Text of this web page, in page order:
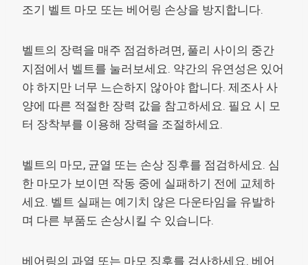
조기 벨트 마모 또는 베어링 손상을 방지합니다.
벨트의 장력을 매주 점검하려면, 풀리 사이의 중간
지점에서 벨트를 눌러보세요. 약간의 유연성은 있어
야 하지만 너무 느슨하지 않아야 합니다. 제조사 사
양에 따른 적절한 장력 값을 참고하세요. 필요 시 모
터 장착부를 이용해 장력을 조절하세요.
벨트의 마모, 균열 또는 손상 징후를 점검하세요. 심
한 마모가 보이면 작동 중에 실패하기 전에 교체하
세요. 벨트 실패는 예기치 않은 다운타임을 유발하
며 다른 부품도 손상시킬 수 있습니다.
베어링의 과열 또는 마모 징후를 검사하세요. 베어